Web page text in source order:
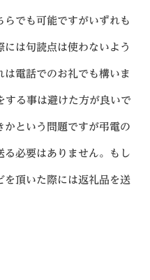
でも可能ですがいずれも
は句読点は使わないよう
は電話でのお礼でも構いま
する事は避けた方が良いで
かという問題ですが弔電の
る必要はありません。もし
を頂いた際には返礼品を送